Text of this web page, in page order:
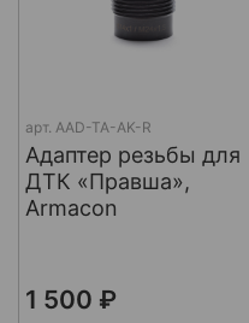
арт. AAD-TA-AK-R
Адаптер резьбы для
ДТК «Правша»,
Armacon
1 500 ₽